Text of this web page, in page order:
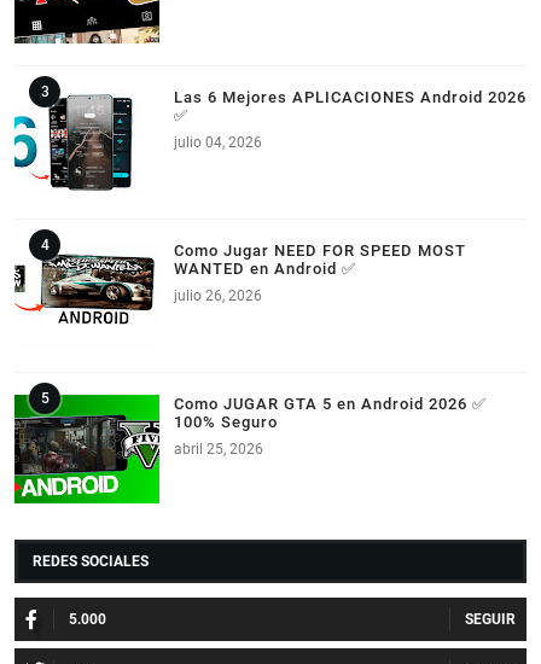
Las 6 Mejores APLICACIONES Android 2026
✅
julio 04, 2026
Como Jugar NEED FOR SPEED MOST
WANTED en Android ✅
julio 26, 2026
Como JUGAR GTA 5 en Android 2026 ✅
100% Seguro
abril 25, 2026
REDES SOCIALES
5.000